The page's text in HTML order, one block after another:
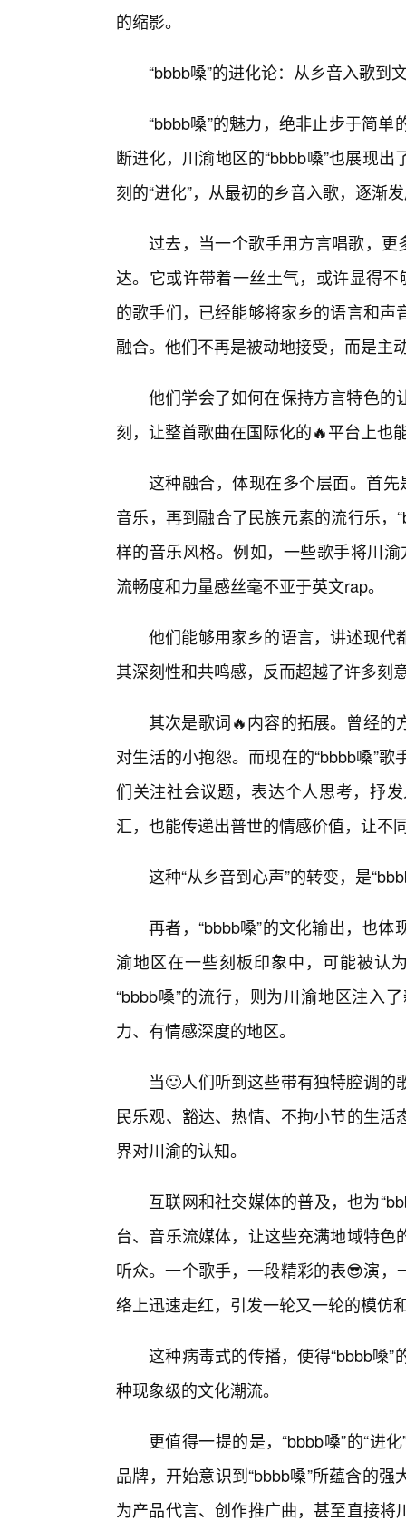
的缩影。
“bbbb嗓”的进化论：从乡音入歌到
“bbbb嗓”的魅力，绝非止步于简
断进化，川渝地区的“bbbb嗓”也展现
刻的“进化”，从最初的乡音入歌，逐渐
过去，当一个歌手用方言唱歌，更
达。它或许带着一丝土气，或许显得不
的歌手们，已经能够将家乡的语言和
融合。他们不再是被动地接受，而是主
他们学会了如何在保持方言特色的
刻，让整首歌曲在国际化的🔥平台上也
这种融合，体现在多个层面。首
音乐，再到融合了民族元素的流行乐，
样的音乐风格。例如，一些歌手将川
流畅度和力量感丝毫不亚于英文rap。
他们能够用家乡的语言，讲述现代
其深刻性和共鸣感，反而超越了许多刻
其次是歌词🔥内容的拓展。曾经
对生活的小抱怨。而现在的“bbbb嗓”
们关注社会议题，表达个人思考，抒
汇，也能传递出普世的情感价值，让不
这种“从乡音到心声”的转变，是
再者，“bbbb嗓”的文化输出，也
渝地区在一些刻板印象中，可能被认
“bbbb嗓”的流行，则为川渝地区注
力、有情感深度的地区。
当🙂人们听到这些带有独特腔调
民乐观、豁达、热情、不拘小节的生
界对川渝的认知。
互联网和社交媒体的普及，也为
台、音乐流媒体，让这些充满地域特
听众。一个歌手，一段精彩的表😎演
络上迅速走红，引发一轮又一轮的模仿
这种病毒式的传播，使得“bbbb嗓
种现象级的文化潮流。
更值得一提的是，“bbbb嗓”的“进
品牌，开始意识到“bbbb嗓”所蕴含的
为产品代言、创作推广曲，甚至直接